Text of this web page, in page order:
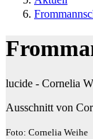
lucide - Cornelia
Ausschnitt von
Foto: Cornelia Weihe